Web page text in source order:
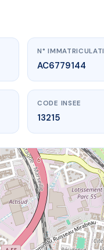
www.vme.plus/
41 TRAVERSE
41 tra adoul13015
N°
AC6779144
CODE INSEE
13215